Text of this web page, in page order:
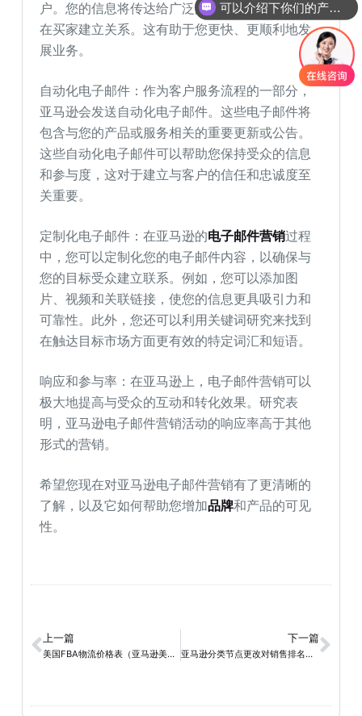
户。您的信息将传达给广泛的受众，帮助您与潜
在买家建立关系。这有助于您更快、更顺利地发
展业务。
自动化电子邮件：作为客户服务流程的一部分，
亚马逊会发送自动化电子邮件。这些电子邮件将
包含与您的产品或服务相关的重要更新或公告。
这些自动化电子邮件可以帮助您保持受众的信息
和参与度，这对于建立与客户的信任和忠诚度至
关重要。
定制化电子邮件：在亚马逊的电子邮件营销过程
中，您可以定制化您的电子邮件内容，以确保与
您的目标受众建立联系。例如，您可以添加图
片、视频和关联链接，使您的信息更具吸引力和
可靠性。此外，您还可以利用关键词研究来找到
在触达目标市场方面更有效的特定词汇和短语。
响应和参与率：在亚马逊上，电子邮件营销可以
极大地提高与受众的互动和转化效果。研究表
明，亚马逊电子邮件营销活动的响应率高于其他
形式的营销。
希望您现在对亚马逊电子邮件营销有了更清晰的
了解，以及它如何帮助您增加品牌和产品的可见
性。
上一篇
美国FBA物流价格表（亚马逊美国站FBA收费标准）
下一篇
亚马逊分类节点更改对销售排名的影响？如何守住流量？
可以介绍下你们的产品么